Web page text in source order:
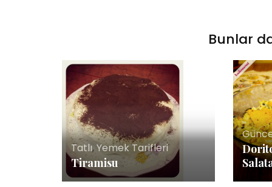
Bunlar
Tatlı,Yemek Tarifleri
Tiramisu
Kadınlar
Keçici, Kübra’nın
Organizasyon
Yetenekli Kadınlar
Mücella Yörük,
@nilatasarimatolyesi,
Kadınlar